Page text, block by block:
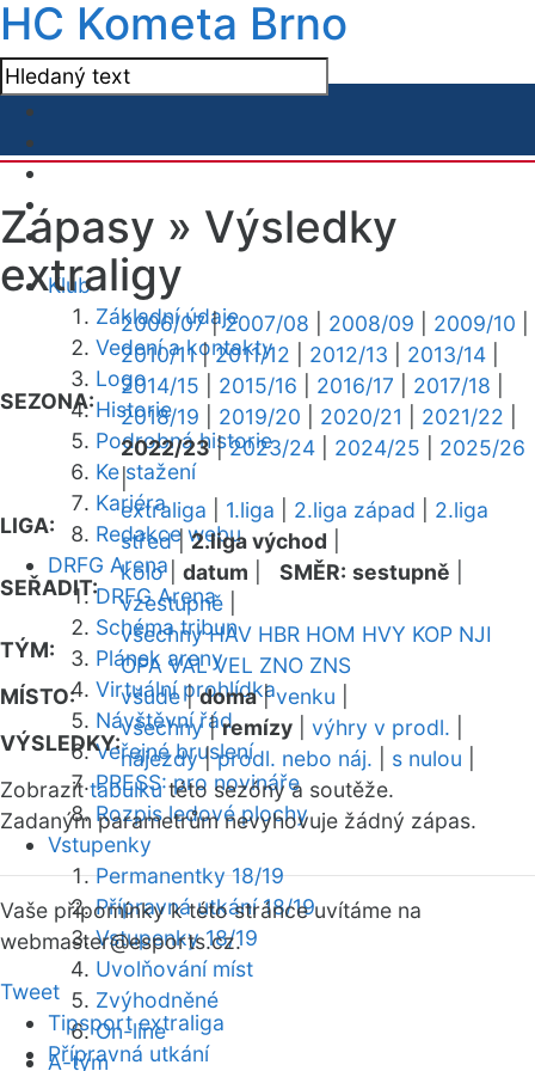
HC Kometa Brno
Klub
Základní údaje
Vedení a kontakty
Logo
Historie
Podrobná historie
Ke stažení
Kariéra
Redakce webu
DRFG Arena
DRFG Arena
Schéma tribun
Plánek areny
Virtuální prohlídka
Návštěvní řád
Veřejné bruslení
PRESS: pro novináře
Rozpis ledové plochy
Vstupenky
Permanentky 18/19
Přípravná utkání 18/19
Vstupenky 18/19
Uvolňování míst
Zvýhodněné
On-line
A-tým
Zápasy » Výsledky
extraligy
SEZONA:
2006/07|2007/08 2008/09 2009/10
2010/11|2011/12 2012/13 2013/14
2014/15
2015/16 2016/17 2017/18
2018/19
2019/20 2020/21 2021/22
2022/23|2023/24 2024/25
2025/26
|
LIGA:
extraliga 1.liga 2.liga západ
2.liga
střed|2.liga východ
SEŘADIT:
kolo| datum SMĚR: sestupně
vzestupně
TÝM:
všechny HAV HBR HOM HVY KOP NJI
OPA VAL VEL ZNO ZNS
MÍSTO:
všude|doma|venku
VÝSLEDKY:
všechny|remízy výhry v prodl.
nájezdy|prodl. nebo náj. s nulou
Zobrazittabulkutéto sezóny a soutěže.
Zadaným parametrům nevyhovuje žádný zápas.
Vaše připomínky k této stránce uvítáme na
webmaster@esports.cz.
Tweet
Tipsport extraliga
Přípravná utkání